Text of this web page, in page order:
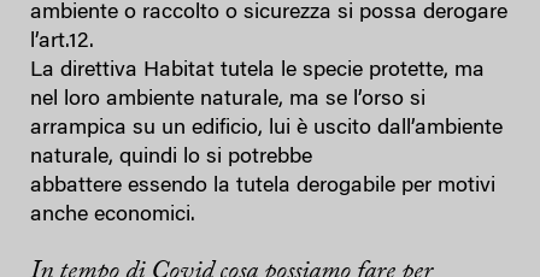
ambiente o raccolto o sicurezza si possa derogare
l’art.12.
La direttiva Habitat tutela le specie protette, ma
nel loro ambiente naturale, ma se l’orso si
arrampica su un edificio, lui è uscito dall’ambiente
naturale, quindi lo si potrebbe
abbattere essendo la tutela derogabile per motivi
anche economici.